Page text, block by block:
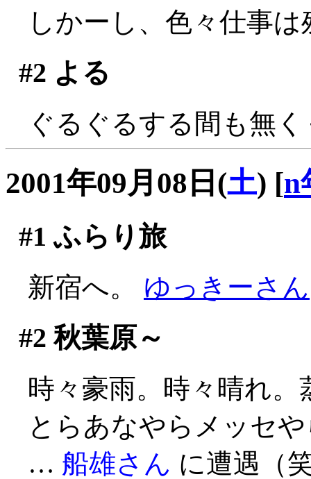
しかーし、色々仕事
#2 よる
ぐるぐるする間も無
2001年09月08日(土) [n
#1 ふらり旅
新宿へ。 ゆっきーさん
#2 秋葉原～
時々豪雨。時々晴れ。
とらあなやらメッセ
… 船雄さん に遭遇（